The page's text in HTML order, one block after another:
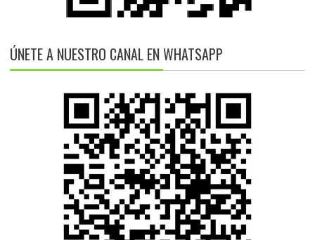
ÚNETE A NUESTRO CANAL EN WHATSAPP